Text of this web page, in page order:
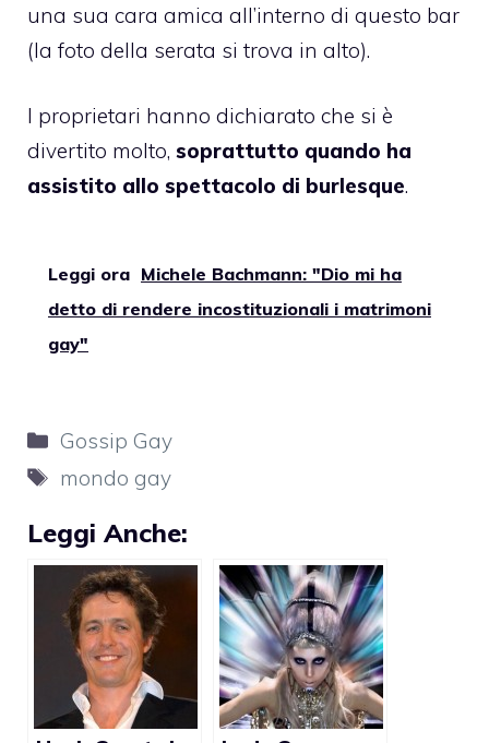
una sua cara amica all’interno di questo bar
(la foto della serata si trova in alto).
I proprietari hanno dichiarato che si è
divertito molto, soprattutto quando ha
assistito allo spettacolo di burlesque.
Leggi ora Michele Bachmann: "Dio mi ha
detto di rendere incostituzionali i matrimoni
gay"
Categorie
Gossip Gay
Tag
mondo gay
Leggi Anche: